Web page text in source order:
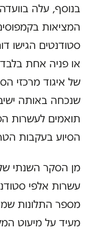
בנוסף, עלה
המציאות
סטודנטים הגישו
או פניה אחת
של איגוד מרכזי
שנכחה באותה
תואמים לעשרות
הסיוע בעקבות
מן הסקר השנתי
עשרות אלפי
מספר התלונות
מעיד על מיעוט